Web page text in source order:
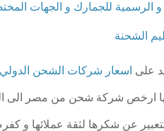
و الرسمية للجمارك و الجهات
الشحنة
على اسعار شركات الشحن الدولي
ارخص شركة شحن من مصر الى
تصل الى 25% كتعبير عن شكرها لثقة